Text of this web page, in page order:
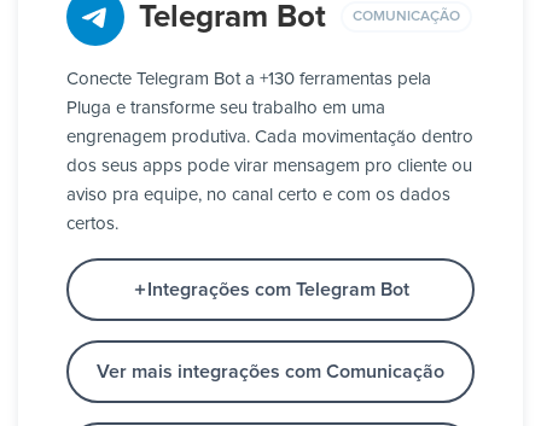
Telegram Bot COMUNICAÇÃO
Conecte Telegram Bot a +130 ferramentas pela
Pluga e transforme seu trabalho em uma
engrenagem produtiva. Cada movimentação dentro
dos seus apps pode virar mensagem pro cliente ou
aviso pra equipe, no canal certo e com os dados
certos.
Integrações com Telegram Bot
Ver mais integrações com Comunicação